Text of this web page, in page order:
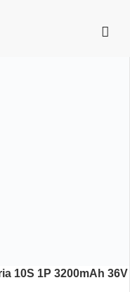
10S 1P 3200mAh 36V